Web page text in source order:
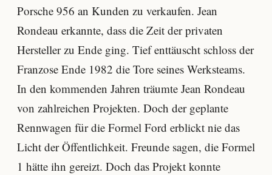
Porsche 956 an Kunden zu verkaufen. Jean
Rondeau erkannte, dass die Zeit der privaten
Hersteller zu Ende ging. Tief enttäuscht schloss der
Franzose Ende 1982 die Tore seines Werksteams.
In den kommenden Jahren träumte Jean Rondeau
von zahlreichen Projekten. Doch der geplante
Rennwagen für die Formel Ford erblickt nie das
Licht der Öffentlichkeit. Freunde sagen, die Formel
1 hätte ihn gereizt. Doch das Projekt konnte